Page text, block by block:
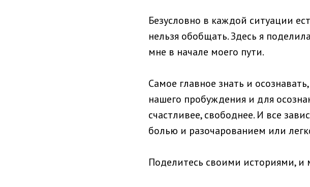
Безусловно в каждой ситуации
нельзя обобщать. Здесь я
мне в начале моего пути.
Самое главное знать и
нашего пробуждения и для
счастливее, свободнее. И все
болью и разочарованием или
Поделитесь своими историями,